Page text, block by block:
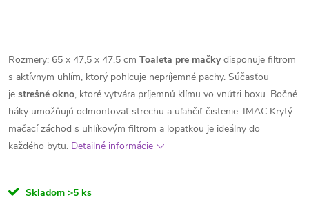
Rozmery: 65 x 47,5 x 47,5 cm Toaleta pre mačkydisponuje filtrom
s aktívnym uhlím, ktorý pohlcuje nepríjemné pachy. Súčasťou
je strešné okno, ktoré vytvára príjemnú klímu vo vnútri boxu. Bočné
háky umožňujú odmontovať strechu a uľahčiť čistenie. IMAC Krytý
mačací záchod s uhlíkovým filtrom a lopatkou je ideálny do
každého bytu. Detailné informácie
Skladom >5 ks